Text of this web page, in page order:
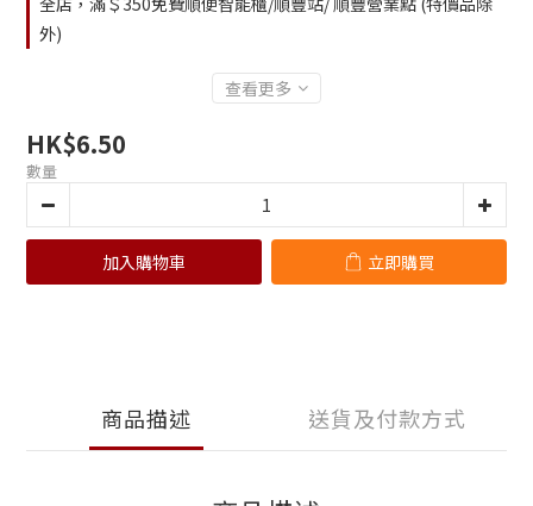
外)
查看更多
HK$6.50
數量
加入購物車 立即購買
商品描述 送貨及付款方式